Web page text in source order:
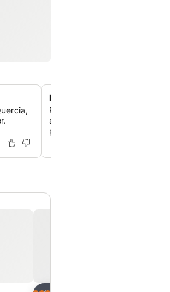
Linge de lit italien Frette
Profite d'un confort luxueux
supérieure et des couettes
pour une nuit de sommeil